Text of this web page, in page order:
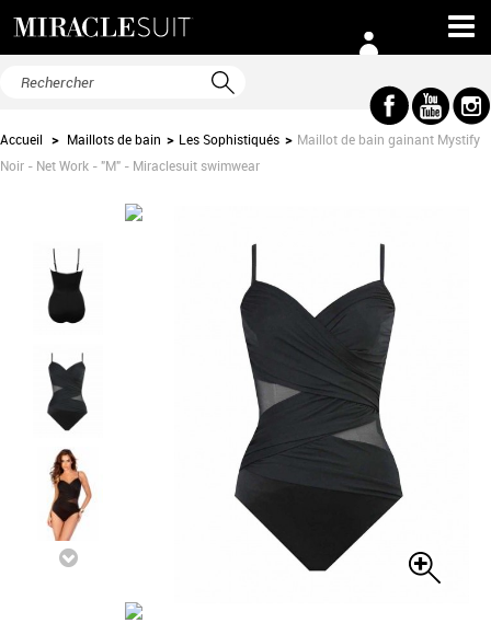
Accueil > Maillots de bain > Les Sophistiqués > Maillot de bain gainant Mystify
Noir - Net Work - "M" - Miraclesuit swimwear